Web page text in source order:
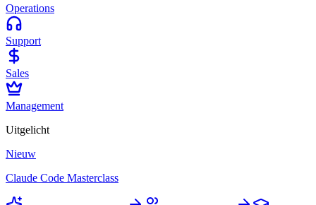
Operations
Support
Sales
Management
Uitgelicht
Nieuw
Claude Code Masterclass